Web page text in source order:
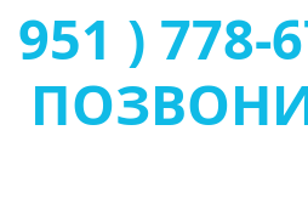
951 ) 778-